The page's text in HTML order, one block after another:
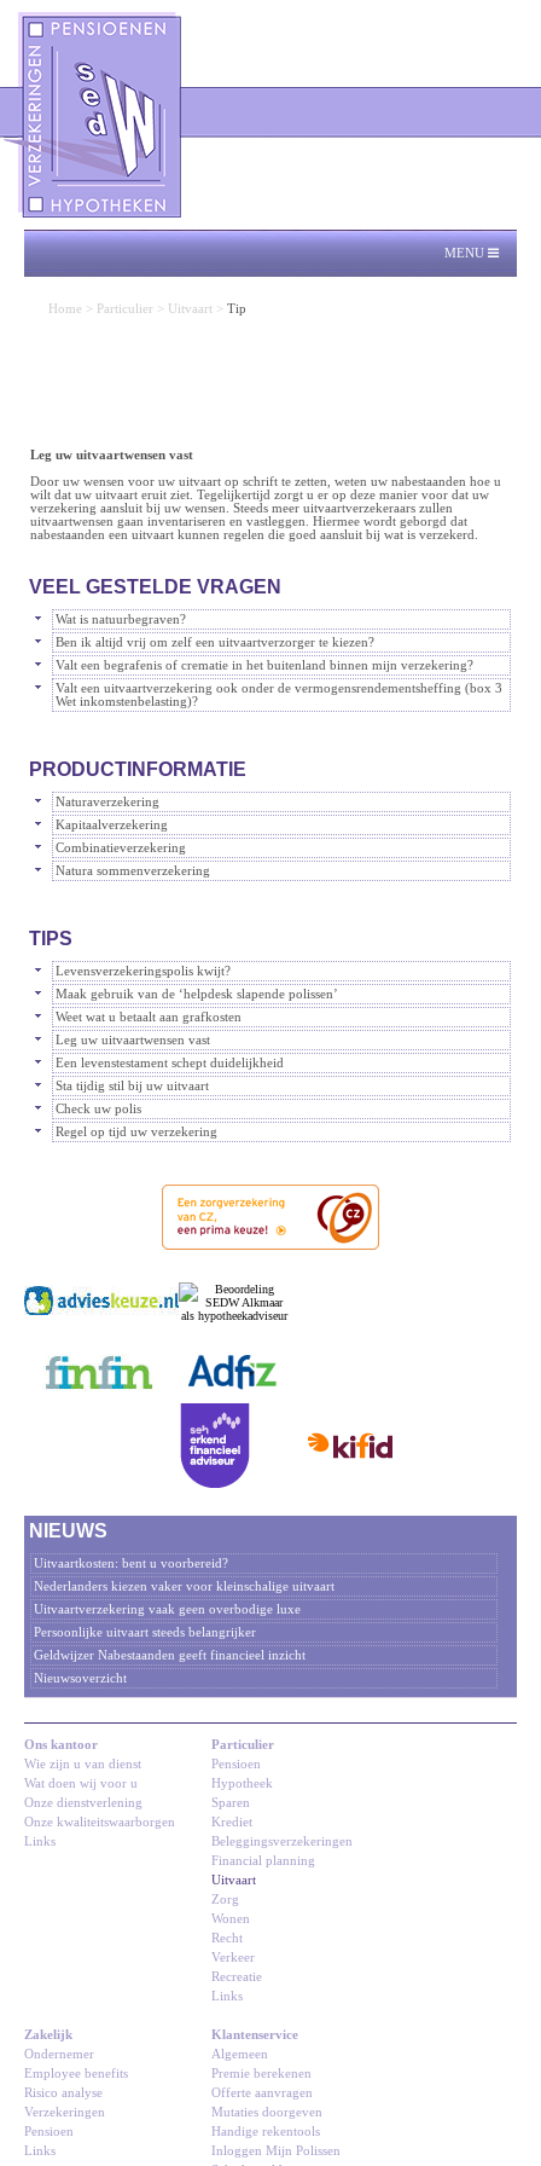
MENU
Home > Particulier > Uitvaart > Tip
Leg uw uitvaartwensen vast
Door uw wensen voor uw uitvaart op schrift te zetten, weten uw nabestaanden hoe u
wilt dat uw uitvaart eruit ziet. Tegelijkertijd zorgt u er op deze manier voor dat uw
verzekering aansluit bij uw wensen. Steeds meer uitvaartverzekeraars zullen
uitvaartwensen gaan inventariseren en vastleggen. Hiermee wordt geborgd dat
nabestaanden een uitvaart kunnen regelen die goed aansluit bij wat is verzekerd.
VEEL GESTELDE VRAGEN
Wat is natuurbegraven?
Ben ik altijd vrij om zelf een uitvaartverzorger te kiezen?
Valt een begrafenis of crematie in het buitenland binnen mijn verzekering?
Valt een uitvaartverzekering ook onder de vermogensrendementsheffing (box 3
Wet inkomstenbelasting)?
PRODUCTINFORMATIE
Naturaverzekering
Kapitaalverzekering
Combinatieverzekering
Natura sommenverzekering
TIPS
Levensverzekeringspolis kwijt?
Maak gebruik van de ‘helpdesk slapende polissen’
Weet wat u betaalt aan grafkosten
Leg uw uitvaartwensen vast
Een levenstestament schept duidelijkheid
Sta tijdig stil bij uw uitvaart
Check uw polis
Regel op tijd uw verzekering
NIEUWS
Uitvaartkosten: bent u voorbereid?
Nederlanders kiezen vaker voor kleinschalige uitvaart
Uitvaartverzekering vaak geen overbodige luxe
Persoonlijke uitvaart steeds belangrijker
Geldwijzer Nabestaanden geeft financieel inzicht
Nieuwsoverzicht
Ons kantoor
Wie zijn u van dienst
Wat doen wij voor u
Onze dienstverlening
Onze kwaliteitswaarborgen
Links
Particulier
Pensioen
Hypotheek
Sparen
Krediet
Beleggingsverzekeringen
Financial planning
Uitvaart
Zorg
Wonen
Recht
Verkeer
Recreatie
Links
Zakelijk
Ondernemer
Employee benefits
Risico analyse
Verzekeringen
Pensioen
Links
Klantenservice
Algemeen
Premie berekenen
Offerte aanvragen
Mutaties doorgeven
Handige rekentools
Inloggen Mijn Polissen